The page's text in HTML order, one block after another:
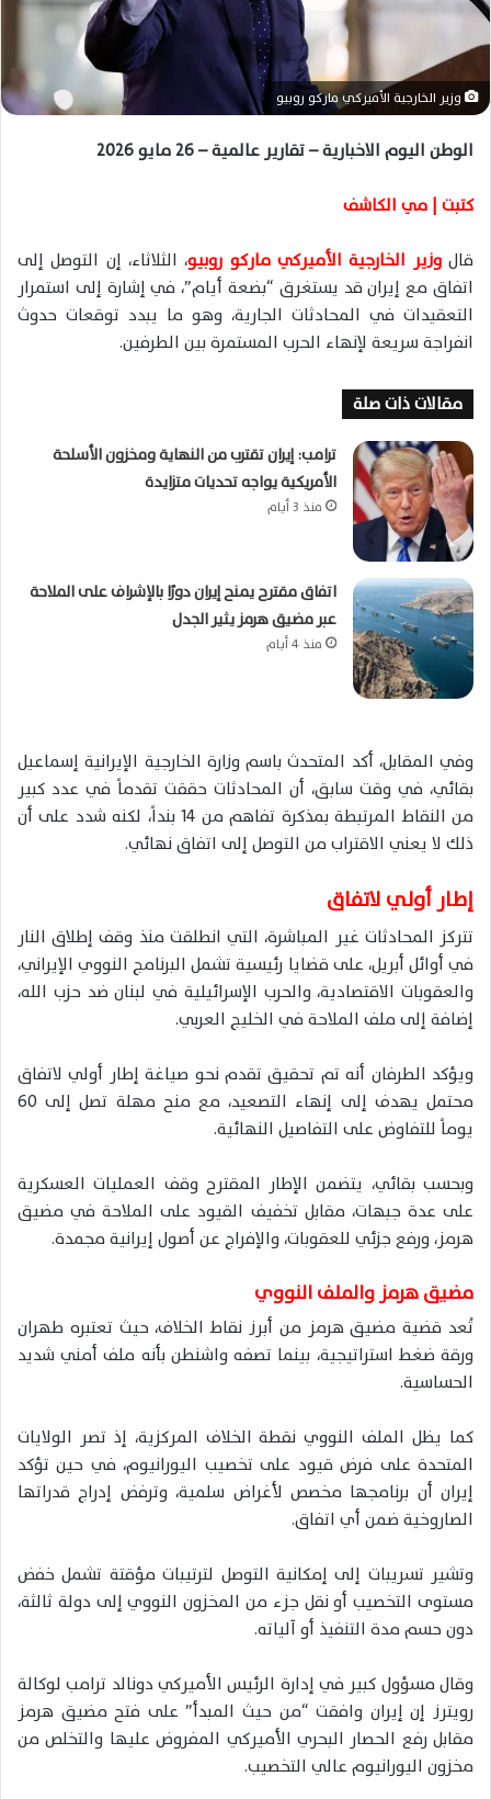
ت
ر
و
ي
وزير الخارجية الأميركي ماركو روبيو
الوطن اليوم الاخبارية – تقارير عالمية – 26 مايو 2026
كتبت | مي الكاشف
قالوزير الخارجية الأميركي ماركو روبيو، الثلاثاء، إن التوصل إلى
اتفاق مع إيران قد يستغرق “بضعة أيام”، في إشارة إلى استمرار
التعقيدات في المحادثات الجارية، وهو ما يبدد توقعات حدوث
انفراجة سريعة لإنهاء الحرب المستمرة بين الطرفين.
مقالات ذات صلة
ترامب: إيران تقترب من النهاية ومخزون الأسلحة
الأمريكية يواجه تحديات متزايدة
منذ 3 أيام
اتفاق مقترح يمنح إيران دورًا بالإشراف على الملاحة
عبر مضيق هرمز يثير الجدل
منذ 4 أيام
وفي المقابل، أكد المتحدث باسم وزارة الخارجية الإيرانية إسماعيل
بقائي، في وقت سابق، أن المحادثات حققت تقدماً في عدد كبير
من النقاط المرتبطة بمذكرة تفاهم من 14 بنداً، لكنه شدد على أن
ذلك لا يعني الاقتراب من التوصل إلى اتفاق نهائي.
إطار أولي لاتفاق
تتركز المحادثات غير المباشرة، التي انطلقت منذ وقف إطلاق النار
في أوائل أبريل، على قضايا رئيسية تشمل البرنامج النووي الإيراني،
والعقوبات الاقتصادية، والحرب الإسرائيلية في لبنان ضد حزب الله،
إضافة إلى ملف الملاحة في الخليج العربي.
ويؤكد الطرفان أنه تم تحقيق تقدم نحو صياغة إطار أولي لاتفاق
محتمل يهدف إلى إنهاء التصعيد، مع منح مهلة تصل إلى 60
يوماً للتفاوض على التفاصيل النهائية.
وبحسب بقائي، يتضمن الإطار المقترح وقف العمليات العسكرية
على عدة جبهات، مقابل تخفيف القيود على الملاحة في مضيق
هرمز، ورفع جزئي للعقوبات، والإفراج عن أصول إيرانية مجمدة.
مضيق هرمز والملف النووي
تُعد قضية مضيق هرمز من أبرز نقاط الخلاف، حيث تعتبره طهران
ورقة ضغط استراتيجية، بينما تصفه واشنطن بأنه ملف أمني شديد
الحساسية.
كما يظل الملف النووي نقطة الخلاف المركزية، إذ تصر الولايات
المتحدة على فرض قيود على تخصيب اليورانيوم، في حين تؤكد
إيران أن برنامجها مخصص لأغراض سلمية، وترفض إدراج قدراتها
الصاروخية ضمن أي اتفاق.
وتشير تسريبات إلى إمكانية التوصل لترتيبات مؤقتة تشمل خفض
مستوى التخصيب أو نقل جزء من المخزون النووي إلى دولة ثالثة،
دون حسم مدة التنفيذ أو آلياته.
وقال مسؤول كبير في إدارة الرئيس الأميركي دونالد ترامب لوكالة
رويترز إن إيران وافقت “من حيث المبدأ” على فتح مضيق هرمز
مقابل رفع الحصار البحري الأميركي المفروض عليها والتخلص من
مخزون اليورانيوم عالي التخصيب.